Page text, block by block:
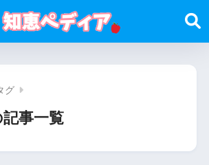
グ
記事一覧